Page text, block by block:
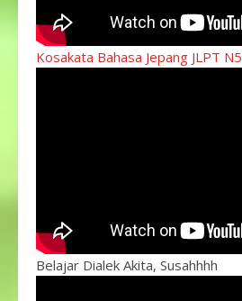
Kosakata Bahasa Jepang JLPT N5
Belajar Dialek Akita, Susahhhh